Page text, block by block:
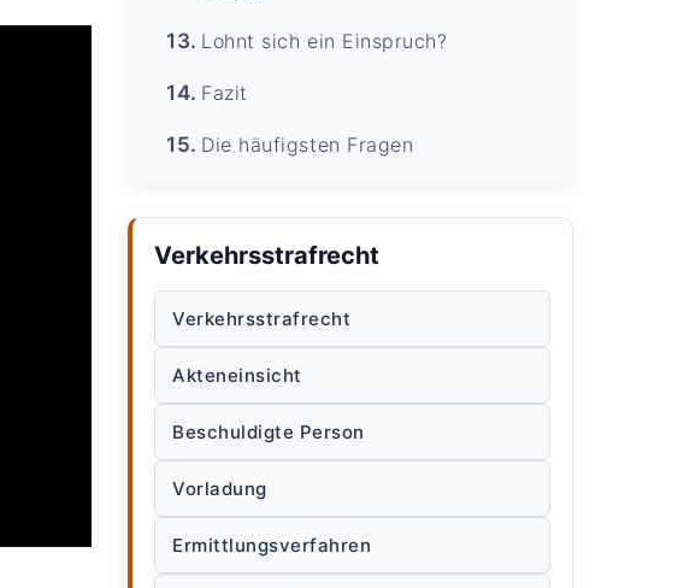
Lohnt sich ein Einspruch?
Fazit
Die häufigsten Fragen
Verkehrsstrafrecht
Verkehrsstrafrecht
Akteneinsicht
Beschuldigte Person
Vorladung
Ermittlungsverfahren